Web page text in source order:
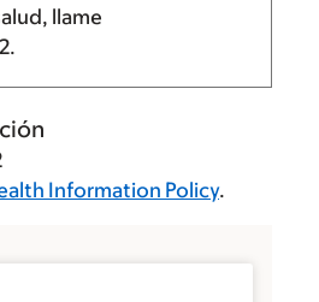
llame
.
Information Policy.